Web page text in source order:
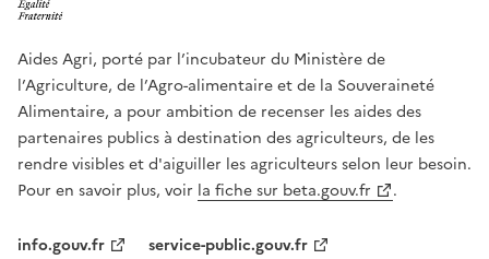
Aides Agri, porté par l’incubateur du Ministère de
l’Agriculture, de l’Agro-alimentaire et de la Souveraineté
Alimentaire, a pour ambition de recenser les aides des
partenaires publics à destination des agriculteurs, de les
rendre visibles et d'aiguiller les agriculteurs selon leur besoin.
Pour en savoir plus, voir la fiche sur beta.gouv.fr .
info.gouv.fr
service-public.gouv.fr